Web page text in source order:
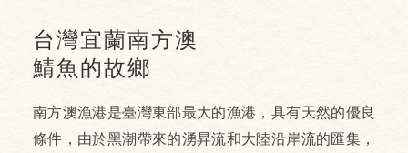
台灣宜蘭南方澳
鯖魚的故鄉
南方澳漁港是臺灣東部最大的漁港，具有天然的優良
條件，由於黑潮帶來的湧昇流和大陸沿岸流的匯集，